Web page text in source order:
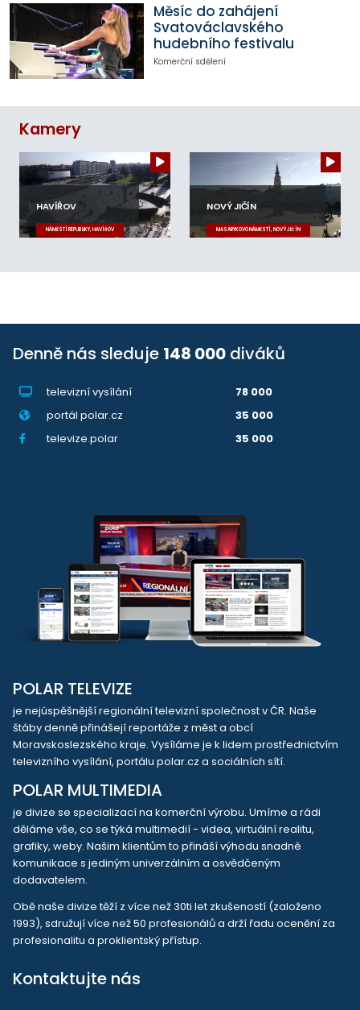
Měsíc do zahájení
Svatováclavského
hudebního festivalu
Komerční sdělení
Kamery
HAVÍŘOV
NÁMĚSTÍ REPUBLIKY, HAVÍŘOV
NOVÝ JIČÍN
MASARYKOVO NÁMĚSTÍ, NOVÝ JIČÍN
Denně nás sleduje 148 000 diváků
televizní vysílání
78 000
portál polar.cz
35 000
televize.polar
35 000
POLAR TELEVIZE
je nejúspěšnější regionální televizní společnost v ČR. Naše
štáby denně přinášejí reportáže z měst a obcí
Moravskoslezského kraje. Vysíláme je k lidem prostřednictvím
televizního vysílání, portálu polar.cz a sociálních sítí.
POLAR MULTIMEDIA
je divize se specializací na komerční výrobu. Umíme a rádi
děláme vše, co se týká multimedií - videa, virtuální realitu,
grafiky, weby. Našim klientům to přináší výhodu snadné
komunikace s jediným univerzálním a osvědčeným
dodavatelem.
Obě naše divize těží z více než 30ti let zkušeností (založeno
1993), sdružují více než 50 profesionálů a drží řadu ocenění za
profesionalitu a proklientský přístup.
Kontaktujte nás